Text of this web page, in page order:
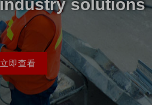
solutions
立即查看